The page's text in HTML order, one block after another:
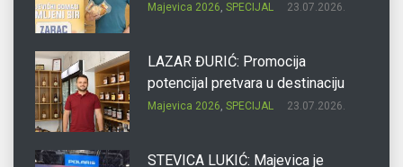
Majevica 2026, SPECIJAL 23.07.2026.
LAZAR ĐURIĆ: Promocija
potencijal pretvara u destinaciju
Majevica 2026, SPECIJAL 23.07.2026.
STEVICA LUKIĆ: Majevica je